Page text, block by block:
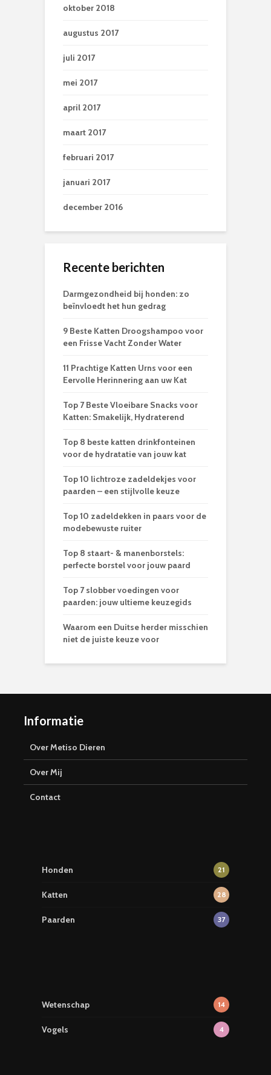
oktober 2018
augustus 2017
juli 2017
mei 2017
april 2017
maart 2017
februari 2017
januari 2017
december 2016
Recente berichten
Darmgezondheid bij honden: zo
beïnvloedt het hun gedrag
9 Beste Katten Droogshampoo voor
een Frisse Vacht Zonder Water
11 Prachtige Katten Urns voor een
Eervolle Herinnering aan uw Kat
Top 7 Beste Vloeibare Snacks voor
Katten: Smakelijk, Hydraterend
Top 8 beste katten drinkfonteinen
voor de hydratatie van jouw kat
Top 10 lichtroze zadeldekjes voor
paarden – een stijlvolle keuze
Top 10 zadeldekken in paars voor de
modebewuste ruiter
Top 8 staart- & manenborstels:
perfecte borstel voor jouw paard
Top 7 slobber voedingen voor
paarden: jouw ultieme keuzegids
Waarom een Duitse herder misschien
niet de juiste keuze voor
Informatie
Over Metiso Dieren
Over Mij
Contact
Honden 21
Katten 28
Paarden 37
Wetenschap 14
Vogels 4